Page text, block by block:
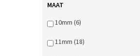
MAAT
10mm (6)
11mm (18)